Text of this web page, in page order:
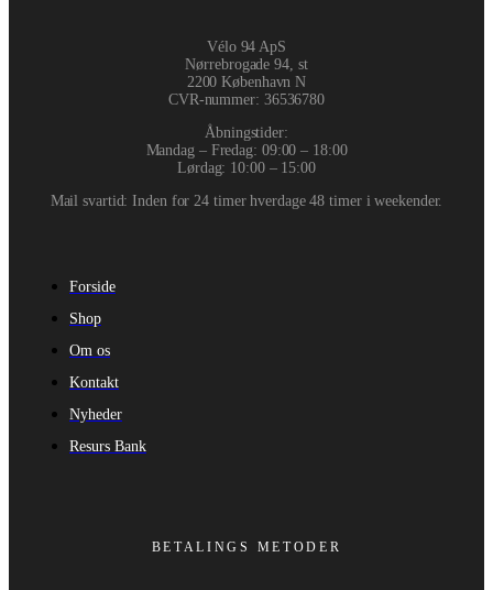
Vélo 94 ApS
Nørrebrogade 94, st
2200 København N
CVR-nummer: 36536780
Åbningstider:
Mandag – Fredag: 09:00 – 18:00
Lørdag: 10:00 – 15:00
Mail svartid: Inden for 24 timer hverdage 48 timer i weekender.
Forside
Shop
Om os
Kontakt
Nyheder
Resurs Bank
BETALINGS METODER